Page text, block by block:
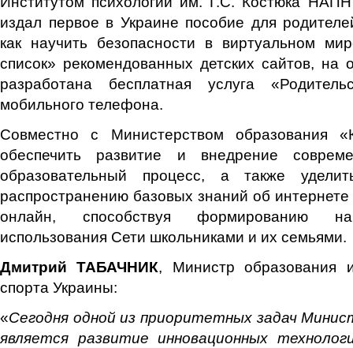
издал первое в Украине пособие для
как научить безопасности в виртуальном
список» рекомендованных детских сайтов, на
разработана бесплатная услуга
мобильного телефона.
Совместно с Министерством образования
обеспечить развитие и внедрение
образовательный процесс, а также
распространению базовых знаний об интернете
онлайн, способствуя формированию
использования Сети школьниками и их семьями.
Дмитрий ТАБАЧНИК, Министр образования
спорта Украины:
«Сегодня одной из приоритетных задач
является развитие инновационных